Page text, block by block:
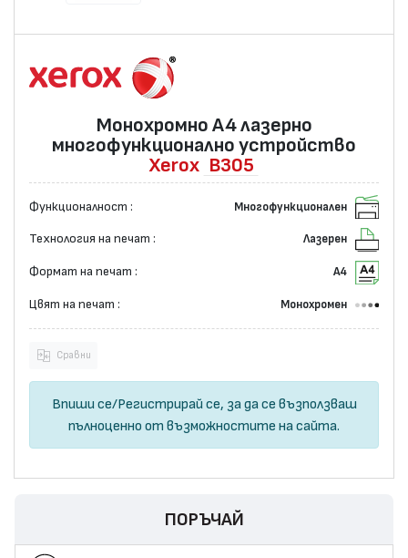
Монохромно А4 лазернo
многофункционално устройство
Xerox B305
Функционалност : Многофункционален
Технология на печат : Лазерен
Формат на печат : А4
Цвят на печат : Монохромен
Сравни
Впиши се/Регистрирай се, за да се възползваш
пълноценно от възможностите на сайта.
ПОРЪЧАЙ